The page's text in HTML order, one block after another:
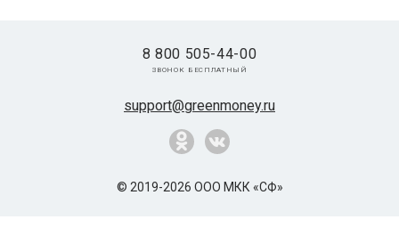
© 2019-2026 ООО МКК «СФ»
support@greenmoney.ru
8 800 505-44-00
звонок бесплатный